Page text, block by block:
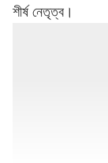
শীর্ষ নেতৃত্ব।